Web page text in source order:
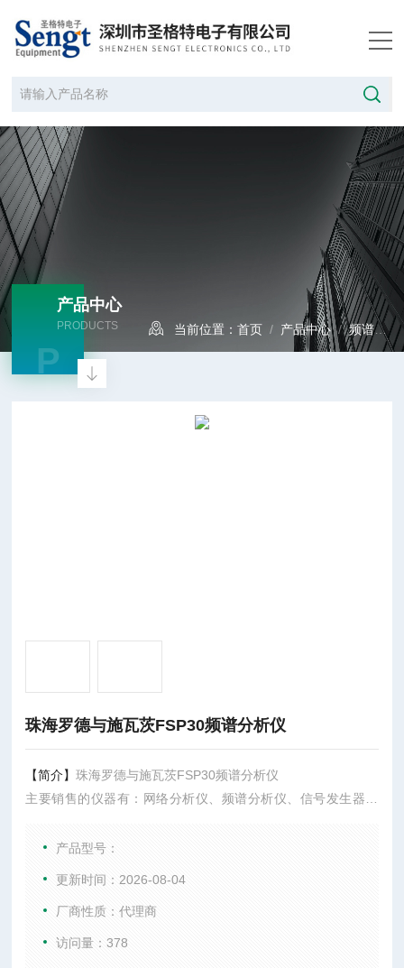
产品中心
PRODUCTS
P
当前位置：首页 / 产品中心/频谱分析仪
珠海罗德与施瓦茨FSP30频谱分析仪
【简介】珠海罗德与施瓦茨FSP30频谱分析仪
主要销售的仪器有：网络分析仪、频谱分析仪、信号发生器、
等。
产品型号：
更新时间：2026-08-04
厂商性质：代理商
访问量：378